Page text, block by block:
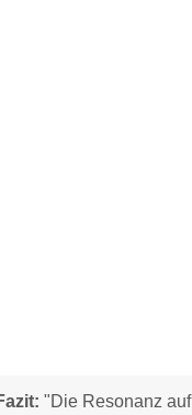
"Die Resonanz auf